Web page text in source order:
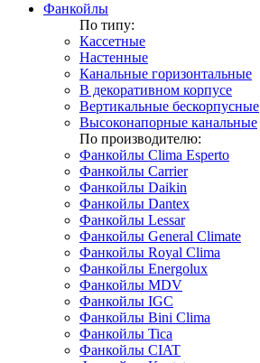
Фанкойлы
По типу:
Кассетные
Настенные
Канальные горизонтальные
В декоративном корпусе
Вертикальные бескорпусные
Высоконапорные канальные
По производителю:
Фанкойлы Clima Esperto
Фанкойлы Carrier
Фанкойлы Daikin
Фанкойлы Dantex
Фанкойлы Lessar
Фанкойлы General Climate
Фанкойлы Royal Clima
Фанкойлы Energolux
Фанкойлы MDV
Фанкойлы IGC
Фанкойлы Bini Clima
Фанкойлы Tica
Фанкойлы CIAT